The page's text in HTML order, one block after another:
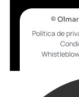
©
Política de